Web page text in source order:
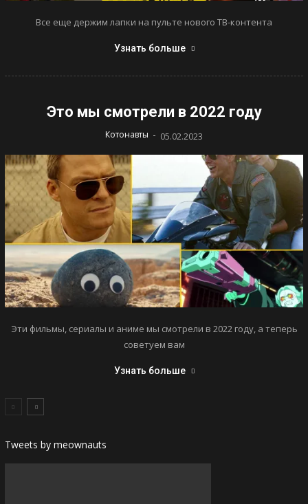
Все еще держим лапки на пульте нового ТВ-контента
Узнать больше
Это мы смотрели в 2022 году
Котонавты - 05.02.2023
Эти фильмы, сериалы и аниме мы смотрели в 2022 году, а теперь
советуем вам
Узнать больше
Tweets by meownauts